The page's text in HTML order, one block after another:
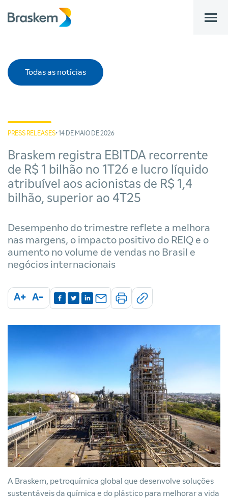
bar
Todas as notícias
PRESS RELEASES• 14 DE MAIO DE 2026
Braskem registra EBITDA recorrente
de R$ 1 bilhão no 1T26 e lucro líquido
atribuível aos acionistas de R$ 1,4
bilhão, superior ao 4T25
Desempenho do trimestre reflete a melhora
nas margens, o impacto positivo do REIQ e o
aumento no volume de vendas no Brasil e
negócios internacionais
A+ A-
A Braskem, petroquímica global que desenvolve soluções
sustentáveis da química e do plástico para melhorar a vida